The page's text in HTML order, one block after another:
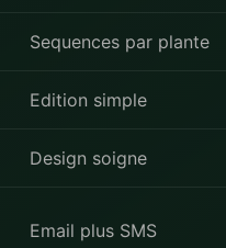
Sequences par plante
Edition simple
Design soigne
Email plus SMS